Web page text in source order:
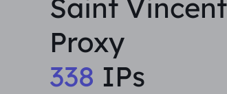
Saint
Proxy
338 IPs